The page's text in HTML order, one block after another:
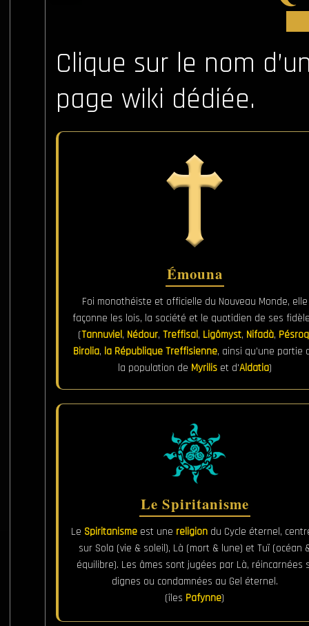
Clique sur le nom
page wiki dédiée.
Émouna
Foi monothéiste et officielle du Nouveau Monde, elle
façonne les lois, la société et le quotidien de ses
(Tannuviel, Nédour, Treffisal, Ligômyst, Nifadà, Pésroq
Birolia, la République Treffisienne, ainsi qu'une partie
la population de Myriliset d'Aldatia)
Le Spiritanisme
Le Spiritanisme est une religion du Cycle éternel,
sur Sola (vie & soleil), Là (mort & lune) et Tuï (océan
équilibre). Les âmes sont jugées par Là, réincarnées
dignes ou condamnées au Gel éternel.
(îles Pafynne)